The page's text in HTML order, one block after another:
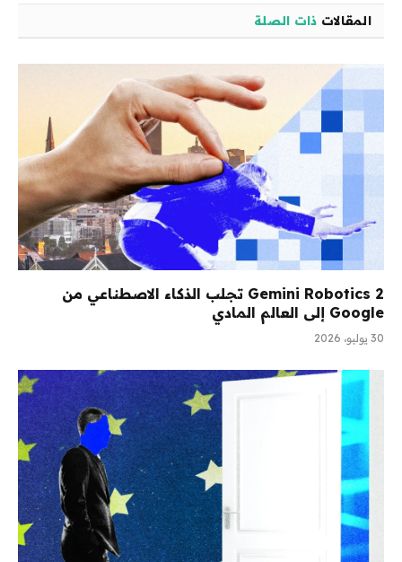
المقالات ذات الصلة
Gemini Robotics 2 تجلب الذكاء الاصطناعي من
Google إلى العالم المادي
30 يوليو، 2026